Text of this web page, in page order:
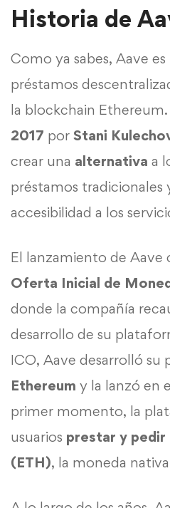
Historia de
Como ya sabes, Aave
préstamos
la blockchain
2017 por Stani
crear una alternativa a
préstamos tradicionales
accesibilidad a los
El lanzamiento de Aave
Oferta Inicial de
donde la compañía
desarrollo de su
ICO, Aave desarrolló su
Ethereum y la lanzó en
primer momento, la
usuarios prestar y
(ETH), la moneda